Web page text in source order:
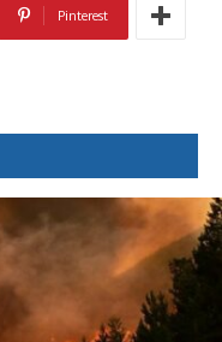
Pinterest